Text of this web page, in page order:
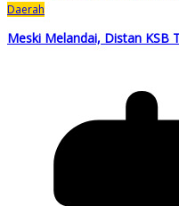
Daerah
Meski Melandai, Distan KSB